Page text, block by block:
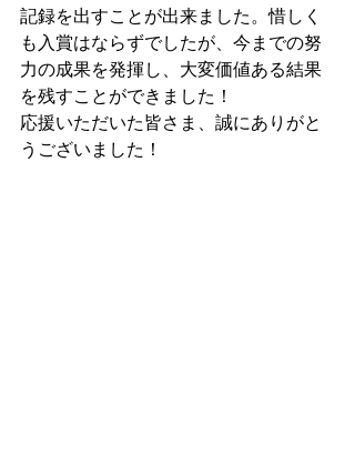
記録を出すことが出来ました。惜しく
も入賞はならずでしたが、今までの努
力の成果を発揮し、大変価値ある結果
を残すことができました！
応援いただいた皆さま、誠にありがと
うございました！